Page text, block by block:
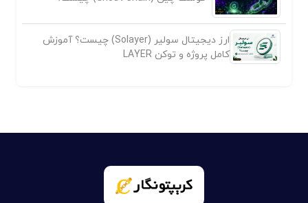
ارز دیجیتال سولیر (Solayer) چیست؟ آموزش
کامل پروژه و توکن LAYER